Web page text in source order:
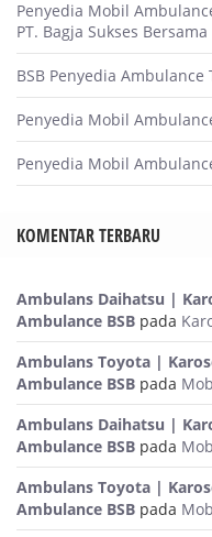
Penyedia Mobil
PT. Bagja Sukses Bersama
BSB Penyedia Ambulance
Penyedia Mobil
Penyedia Mobil
KOMENTAR TERBARU
Ambulans Daihatsu |
Ambulance BSB pada
Ambulans Toyota |
Ambulance BSB pada
Ambulans Daihatsu |
Ambulance BSB pada
Ambulans Toyota |
Ambulance BSB pada